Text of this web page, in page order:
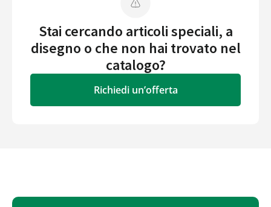
Stai cercando articoli speciali, a
disegno o che non hai trovato nel
catalogo?
Richiedi un’offerta